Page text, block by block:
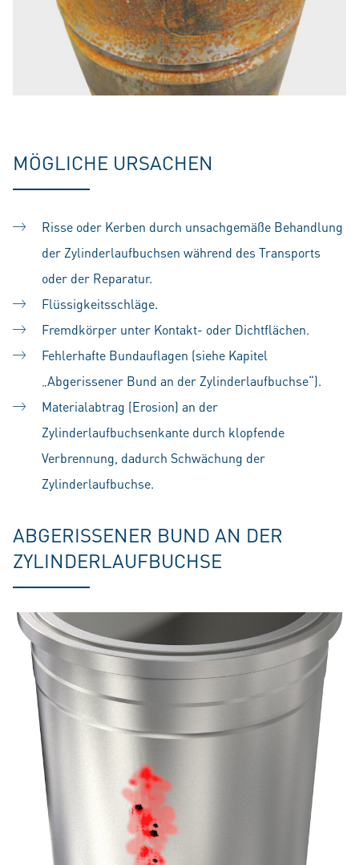
MÖGLICHE URSACHEN
Risse oder Kerben durch unsachgemäße Behandlung
der Zylinderlaufbuchsen während des Transports
oder der Reparatur.
Flüssigkeitsschläge.
Fremdkörper unter Kontakt- oder Dichtflächen.
Fehlerhafte Bundauflagen (siehe Kapitel
„Abgerissener Bund an der Zylinderlaufbuchse“).
Materialabtrag (Erosion) an der
Zylinderlaufbuchsenkante durch klopfende
Verbrennung, dadurch Schwächung der
Zylinderlaufbuchse.
ABGERISSENER BUND AN DER
ZYLINDERLAUFBUCHSE